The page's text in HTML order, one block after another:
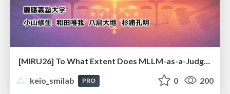
keio_smilab
PRO 0 200